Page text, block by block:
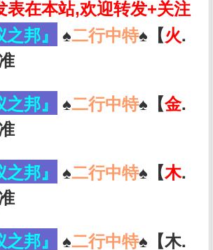
表在本站,欢迎转发+关注
之邦』 ♠️二行中特♠️【火.
之邦』 ♠️二行中特♠️【金.
之邦』 ♠️二行中特♠️【木.
之邦』 ♠️二行中特♠️【木.